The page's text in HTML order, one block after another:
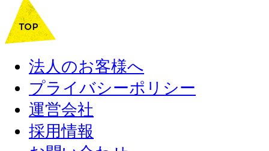
法人のお客様へ
プライバシーポリシー
運営会社
採用情報